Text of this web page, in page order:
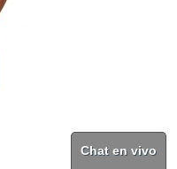
Chat en vivo